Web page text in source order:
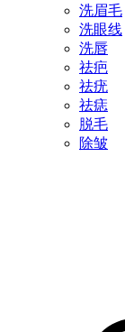
洗眉毛
洗眼线
洗唇
祛疤
祛疣
祛痣
脱毛
除皱